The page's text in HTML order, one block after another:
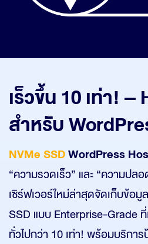
เร็วขึ้น 10 เท่า!
สำหรับ
NVMe SSDWordPress
“ความรวดเร็ว” และ “ความปล
เซิร์ฟเวอร์ใหม่ล่าสุดจัดเก็บข้อมู
SSD แบบ Enterprise-Grade ที่
ทั่วไปกว่า 10 เท่า! พร้อมบริการ